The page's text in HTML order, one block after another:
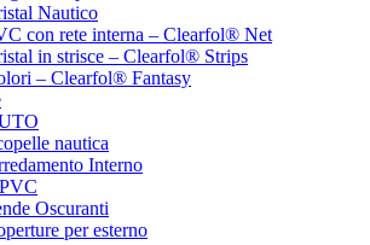
Nautico
con rete interna – Clearfol® Net
in strisce – Clearfol® Strips
– Clearfol® Fantasy
nautica
Interno
Oscuranti
per esterno